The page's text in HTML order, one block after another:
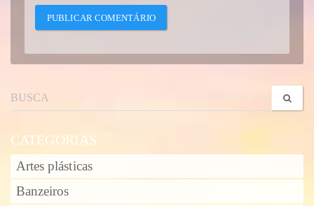
CATEGORIAS
Artes plásticas
Banzeiros